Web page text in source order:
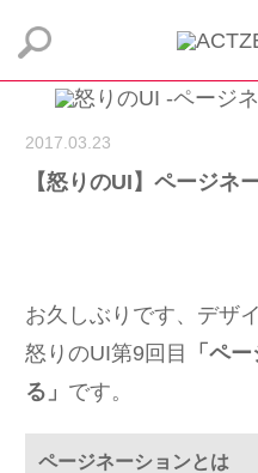
2017.03.23
【怒りのUI】ページネ
お久しぶりです、デザ
怒りのUI第9回目
「ペ
る」 です。
ページネーションとは